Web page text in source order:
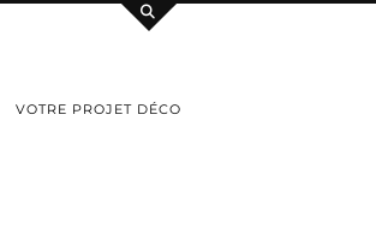
VOTRE PROJET DÉCO